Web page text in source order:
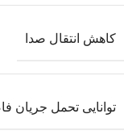
کاهش انتقال صدا
توانایی تحمل جریان